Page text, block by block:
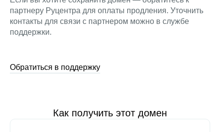
партнеру Руцентра для оплаты продления. Уточнить
контакты для связи с партнером можно в службе
поддержки.
Обратиться в поддержку
Как получить этот домен